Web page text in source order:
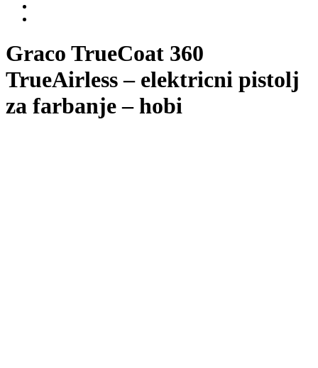
Graco TrueCoat 360
TrueAirless – elektricni pistolj
za farbanje – hobi